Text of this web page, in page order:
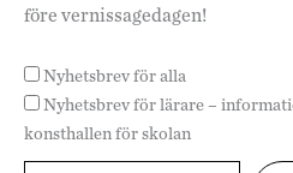
före vernissagedagen!
Nyhetsbrev för alla
Nyhetsbrev för lärare –
konsthallen för skolan